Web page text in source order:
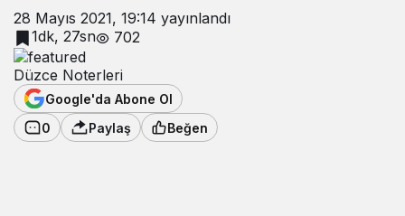
28 Mayıs 2021, 19:14 yayınlandı
1dk, 27sn
702
Düzce Noterleri
Google'da Abone Ol
0
Paylaş Beğen